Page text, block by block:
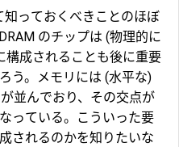
知っておくべきことのほぼ
DRAM のチップは (物理的に
構成されることも後に重要
う。メモリには (水平な)
並んでおり、その交点が
っている。こういった要
されるのかを知りたいな